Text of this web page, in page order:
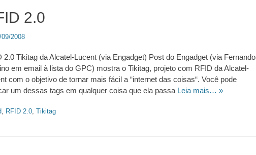
2.0
09/2008
2.0 Tikitag da Alcatel-Lucent (via Engadget) Post do Engadget (via Fernando
em email à lista do GPC) mostra o Tikitag, projeto com RFID da Alcatel-
com o objetivo de tornar mais fácil a “internet das coisas“. Você pode
um dessas tags em qualquer coisa que ela passa Leia mais… »
, RFID 2.0, Tikitag